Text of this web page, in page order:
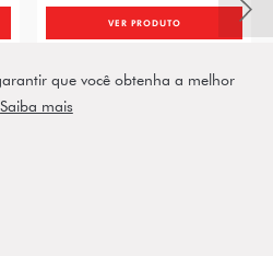
que você obtenha a melhor
Saiba mais
VER PRODUTO